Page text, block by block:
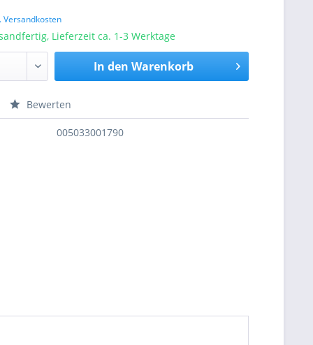
Versandkosten
Lieferzeit ca. 1-3 Werktage
In den Warenkorb
Bewerten
005033001790